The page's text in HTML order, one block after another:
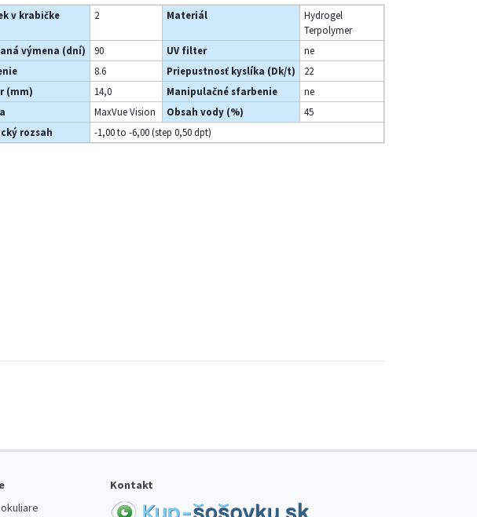
v krabičke 2 Materiál
Hydrogel
Terpolymer
výmena (dní)
90 UV filter
ne
8.6 Priepustnosť kyslíka (Dk/t)
22
(mm)
14,0 Manipulačné sfarbenie
ne
MaxVue Vision Obsah vody (%)
45
rozsah
-1,00 to -6,00 (step 0,50 dpt)
Kontakt